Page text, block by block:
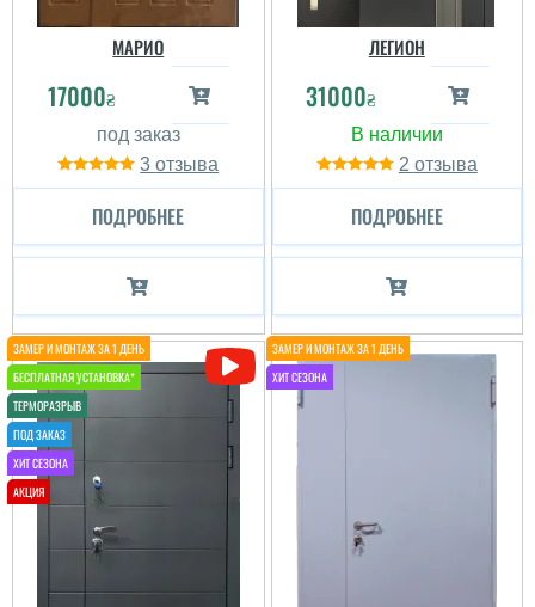
дверь! Отличное
соотношение цены и
качества, а как дорого
она выглядит! Придаёт
дому особый шарм. Мы
читати всі відгуки
МАРИО
17000₴
3
ПОДРОБНЕЕ
ЛЕГИОН
31000₴
2
ПОДРОБНЕЕ